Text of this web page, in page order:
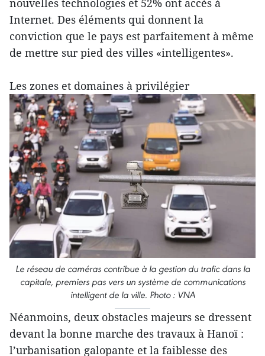
nouvelles technologies et 52% ont accès à
Internet. Des éléments qui donnent la
conviction que le pays est parfaitement à même
de mettre sur pied des villes «intelligentes».
Les zones et domaines à privilégier
Le réseau de caméras contribue à la gestion du trafic dans la
capitale, premiers pas vers un système de communications
intelligent de la ville. Photo : VNA
Néanmoins, deux obstacles majeurs se dressent
devant la bonne marche des travaux à Hanoï :
l’urbanisation galopante et la faiblesse des